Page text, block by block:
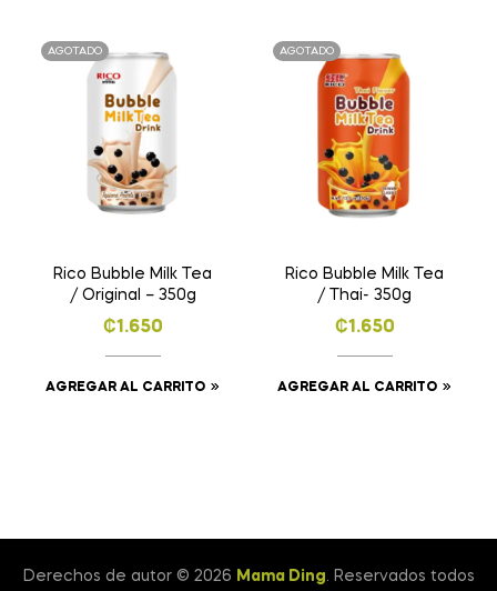
AGOTADO
Rico Bubble Milk Tea
/ Original – 350g
₡1.650
AGREGAR AL CARRITO
AGOTADO
Rico Bubble Milk Tea
/ Thai- 350g
₡1.650
AGREGAR AL CARRITO
Derechos de autor © 2026 Mama Ding. Reservados todos